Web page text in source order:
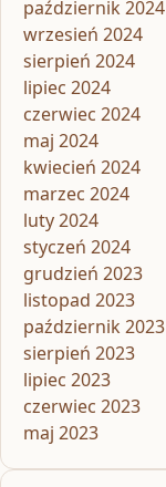
październik 2024
wrzesień 2024
sierpień 2024
lipiec 2024
czerwiec 2024
maj 2024
kwiecień 2024
marzec 2024
luty 2024
styczeń 2024
grudzień 2023
listopad 2023
październik 2023
sierpień 2023
lipiec 2023
czerwiec 2023
maj 2023